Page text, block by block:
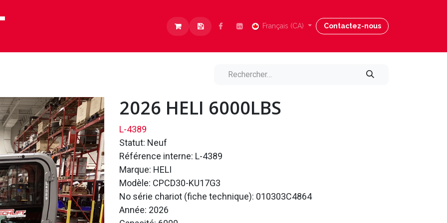
Carrières Nous joindre Blog Aide
Français (CA) Contactez-nous
2026 HELI 6000LBS
L-4389
Statut: Neuf
Référence interne: L-4389
Marque: HELI
Modèle: CPCD30-KU17G3
No série chariot (fiche technique): 010303C4864
Année: 2026